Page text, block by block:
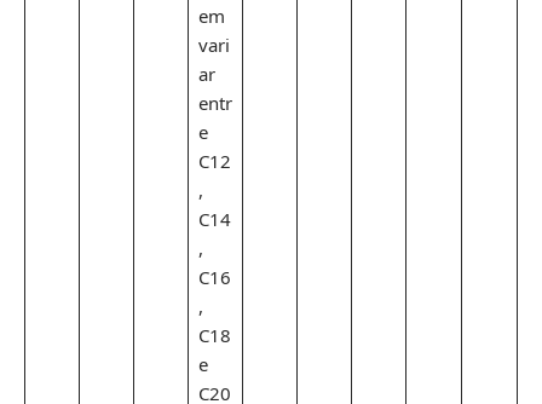
em
vari
ar
entr
e
C12
,
C14
,
C16
,
C18
e
C20